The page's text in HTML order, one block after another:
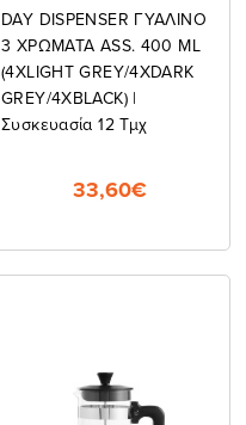
DAY DISPENSER ΓΥΑΛΙΝΟ
3 ΧΡΩΜΑΤΑ ASS. 400 ML
(4XLIGHT GREY/4XDARK
GREY/4XBLACK) |
Συσκευασία 12 Τμχ
33,60€